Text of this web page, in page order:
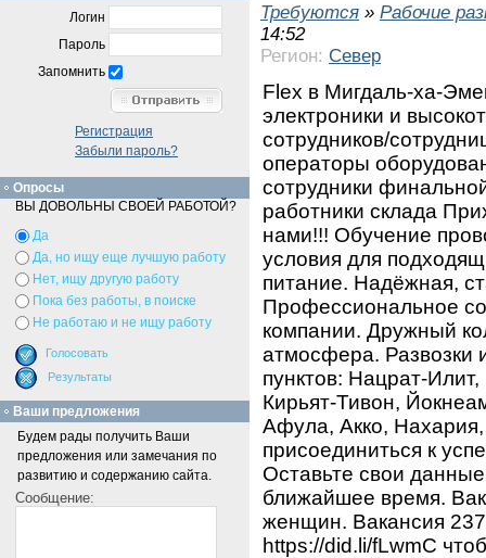
Требуются » Рабочие
14:52
Регион: Север
Flex в Мигдаль-ха-
электроники и
сотрудников/
операторы
сотрудники
работники склада
нами!!! Oбучение
условия для
питание. Надёжная,
Профессиональное
компании. Дружный
атмосфера. Развозки
пунктов: Нацрат-
Кирьят-Тивон,
Афула, Акко,
присоединиться к
Оставьте свои
ближайшее время.
женщин. Вакансия
https://did.li/fLwmC
Логин
Пароль
Запомнить
Регистрация
Забыли пароль?
Опросы
ВЫ ДОВОЛЬНЫ СВОЕЙ РАБОТОЙ?
Да
Да, но ищу еще лучшую работу
Нет, ищу другую работу
Пока без работы, в поиске
Не работаю и не ищу работу
Ваши предложения
Будем рады получить Ваши
предложения или замечания по
развитию и содержанию сайта.
Сообщение: